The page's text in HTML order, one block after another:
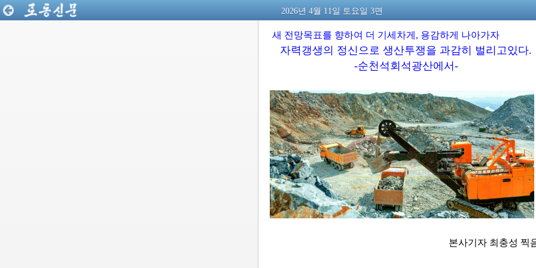
2026년 4월 11일 토요일 3면
새 전망목표를 향하여 더 기세차게, 용감하게 나아가자
자력갱생의 정신으로 생산투쟁을 과감히 벌리고있다.
-순천석회석광산에서-
본사기자 최충성 찍